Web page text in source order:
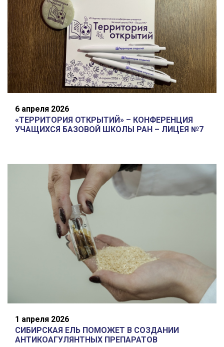
6 апреля 2026
«ТЕРРИТОРИЯ ОТКРЫТИЙ» – КОНФЕРЕНЦИЯ
УЧАЩИХСЯ БАЗОВОЙ ШКОЛЫ РАН – ЛИЦЕЯ №7
1 апреля 2026
СИБИРСКАЯ ЕЛЬ ПОМОЖЕТ В СОЗДАНИИ
АНТИКОАГУЛЯНТНЫХ ПРЕПАРАТОВ